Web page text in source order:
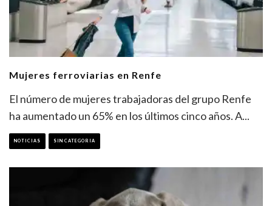
Mujeres ferroviarias en Renfe
El número de mujeres trabajadoras del grupo Renfe
ha aumentado un 65% en los últimos cinco años. A...
NOTICIAS SIN CATEGORIA